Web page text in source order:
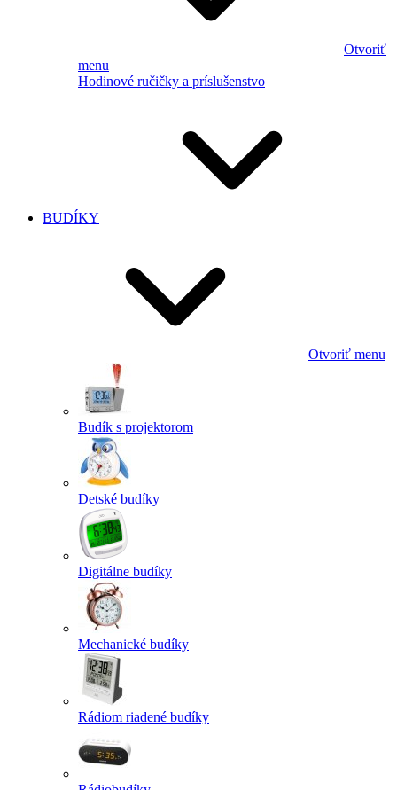
Otvoriť
menu
Hodinové ručičky a príslušenstvo
BUDÍKY
Otvoriť menu
Budík s projektorom
Detské budíky
Digitálne budíky
Mechanické budíky
Rádiom riadené budíky